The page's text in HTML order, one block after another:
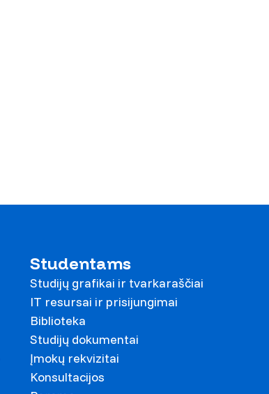
Studentams
Studijų grafikai ir tvarkaraščiai
IT resursai ir prisijungimai
Biblioteka
Studijų dokumentai
Įmokų rekvizitai
Konsultacijos